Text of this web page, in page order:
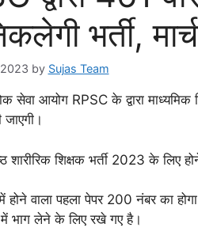
भर्ती,
by Sujas Team
सेवा आयोग RPSC के द्वारा माध्यमिक
जाएगी।
शारीरिक शिक्षक भर्ती 2023 के लिए
में होने वाला पहला पेपर 200 नंबर का
में भाग लेने के लिए रखे गए है।